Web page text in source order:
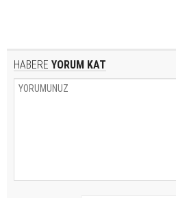
HABERE YORUM KAT